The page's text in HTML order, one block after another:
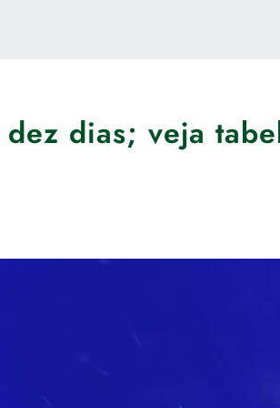
dez dias; veja